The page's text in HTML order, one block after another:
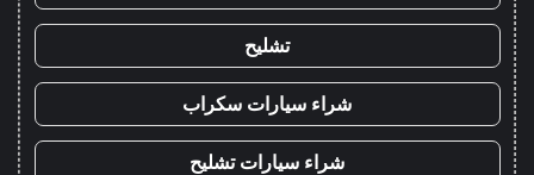
تشليح
شراء سيارات سكراب
شراء سيارات تشليح